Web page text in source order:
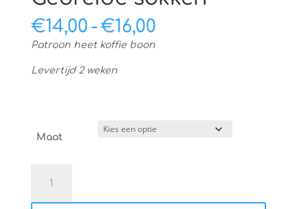
€14,00 -€16,00Prijsklasse:
€14,00
Patroon heet koffie boon
Levertijd 2 weken
Maat
sokken
aantal